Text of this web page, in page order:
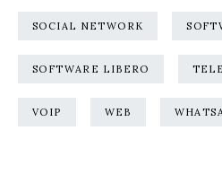
SOCIAL NETWORK
SOFTWARE LIBERO
VOIP WEB